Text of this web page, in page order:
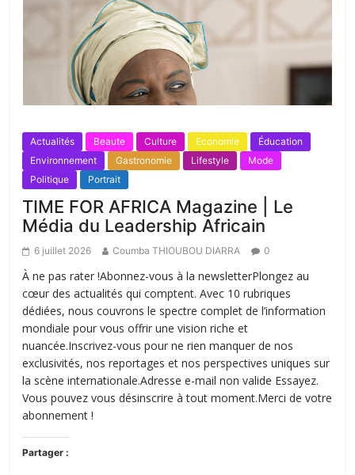
Actualités Beaute Culture Economie
Éducation
Environnement
Gastronomie Lifestyle
Mode
Politique
Portrait
TIME FOR AFRICA Magazine | Le
Média du Leadership Africain
6 juillet 2026 Coumba THIOUBOU DIARRA 0
À ne pas rater !Abonnez-vous à la newsletterPlongez au
cœur des actualités qui comptent. Avec 10 rubriques
dédiées, nous couvrons le spectre complet de l’information
mondiale pour vous offrir une vision riche et
nuancée.Inscrivez-vous pour ne rien manquer de nos
exclusivités, nos reportages et nos perspectives uniques sur
la scène internationale.Adresse e-mail non valide Essayez.
Vous pouvez vous désinscrire à tout moment.Merci de votre
abonnement !
Partager :